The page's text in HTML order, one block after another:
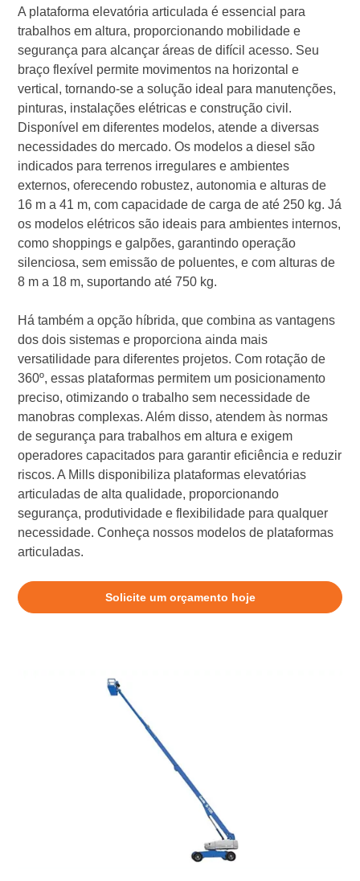
A plataforma elevatória articulada é essencial para
trabalhos em altura, proporcionando mobilidade e
segurança para alcançar áreas de difícil acesso. Seu
braço flexível permite movimentos na horizontal e
vertical, tornando-se a solução ideal para manutenções,
pinturas, instalações elétricas e construção civil.
Disponível em diferentes modelos, atende a diversas
necessidades do mercado. Os modelos a diesel são
indicados para terrenos irregulares e ambientes
externos, oferecendo robustez, autonomia e alturas de
16 m a 41 m, com capacidade de carga de até 250 kg. Já
os modelos elétricos são ideais para ambientes internos,
como shoppings e galpões, garantindo operação
silenciosa, sem emissão de poluentes, e com alturas de
8 m a 18 m, suportando até 750 kg.
Há também a opção híbrida, que combina as vantagens
dos dois sistemas e proporciona ainda mais
versatilidade para diferentes projetos. Com rotação de
360º, essas plataformas permitem um posicionamento
preciso, otimizando o trabalho sem necessidade de
manobras complexas. Além disso, atendem às normas
de segurança para trabalhos em altura e exigem
operadores capacitados para garantir eficiência e reduzir
riscos. A Mills disponibiliza plataformas elevatórias
articuladas de alta qualidade, proporcionando
segurança, produtividade e flexibilidade para qualquer
necessidade. Conheça nossos modelos de plataformas
articuladas.
Solicite um orçamento hoje